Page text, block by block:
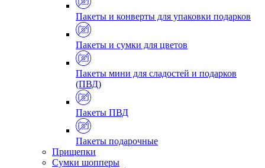
Пакеты и конверты для упаковки подарков
Пакеты и сумки для цветов
Пакеты мини для сладостей и подарков
(ПВД)
Пакеты ПВД
Пакеты подарочные
Прищепки
Сумки шопперы